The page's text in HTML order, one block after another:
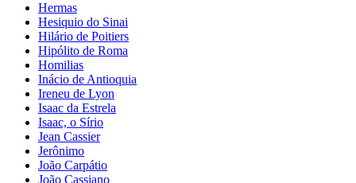
Hermas
Hesiquio do Sinai
Hilário de Poitiers
Hipólito de Roma
Homilias
Inácio de Antioquia
Ireneu de Lyon
Isaac da Estrela
Isaac, o Sírio
Jean Cassier
Jerônimo
João Carpátio
João Cassiano